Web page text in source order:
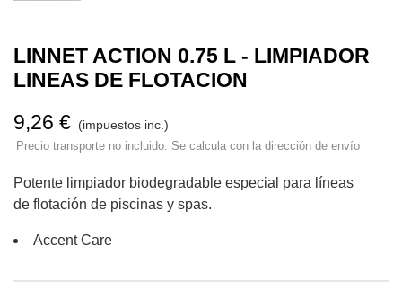
LINNET ACTION 0.75 L - LIMPIADOR
LINEAS DE FLOTACION
9,26 € (impuestos inc.)
Precio transporte no incluido. Se calcula con la dirección de envío
Potente limpiador biodegradable especial para líneas
de flotación de piscinas y spas.
Accent Care